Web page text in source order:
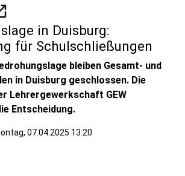
in Duisburg:
für Schulschließungen
bleiben Gesamt- und
in Duisburg geschlossen. Die
Lehrergewerkschaft GEW
Entscheidung.
07.04.2025 13:20